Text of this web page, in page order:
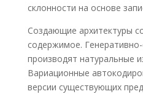
склонности на основе
Создающие архитектуры
содержимое.
производят натуральные
Вариационные
версии существующих